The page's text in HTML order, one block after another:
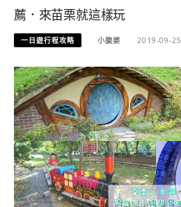
薦．來苗栗就這樣玩
一日遊行程攻略 小腹婆 2019-09-25